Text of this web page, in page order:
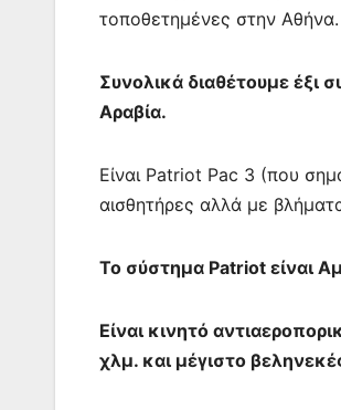
τοποθετημένες στην Αθήνα.
Συνολικά διαθέτουμε έξι
Αραβία.
Είναι Patriot Pac 3 (που
αισθητήρες αλλά με
Το σύστημα Patriot είναι
Είναι κινητό
χλμ. και μέγιστο